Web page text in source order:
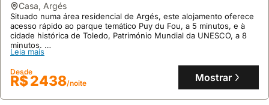
casa, Argés
Situado numa área residencial de Argés, este alojamento oferece
acesso rápido ao parque temático Puy du Fou, a 5 minutos, e à
cidade histórica de Toledo, Património Mundial da UNESCO, a 8
minutos.
Esta villa familiar dispõe de uma piscina privada com área de
jardim e mobiliário, disponível de junho a setembro, e uma zona
infantil dedicada, além de ar condicionado nas áreas comuns e
quartos, com capacidade para 10 pessoas.
Leia mais
Desde
R$ 2438/noite Mostrar